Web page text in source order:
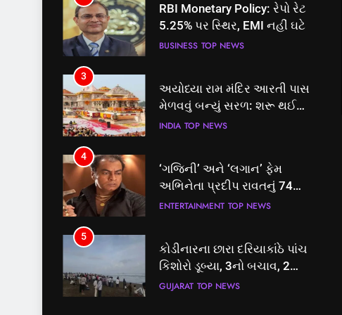
RBI Monetary Policy: રેપો રેટ
5.25% પર સ્થિર, EMI નહીં ઘટે
BUSINESS TOP NEWS
3
અયોધ્યા રામ મંદિર આરતી પાસ
મેળવવું બન્યું સરળ: શરૂ થઈ
તત્કાલ સુવિધા, જાણો સંપૂર્ણ
INDIA TOP NEWS
4
‘ગજિની’ અને ‘લગાન’ ફેમ
અભિનેતા પ્રદીપ રાવતનું 74
વર્ષની વયે નિધન, બ્લડ કેન્સર
ENTERTAINMENT TOP NEWS
5
કોડીનારના છારા દરિયાકાંઠે પાંચ
કિશોરો ડૂબ્યા, 3નો બચાવ, 2
લાપતા
GUJARAT TOP NEWS